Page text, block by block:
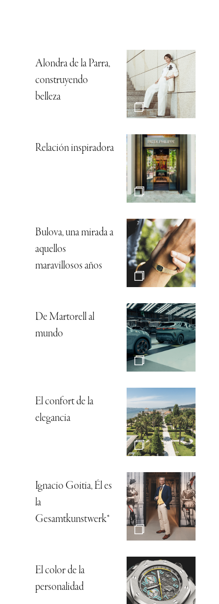
Alondra de la Parra,
construyendo
belleza
Relación inspiradora
Bulova, una mirada a
aquellos
maravillosos años
De Martorell al
mundo
El confort de la
elegancia
Ignacio Goitia, Él es
la
Gesamtkunstwerk*
El color de la
personalidad